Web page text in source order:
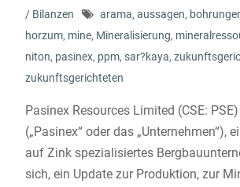
/ Bilanzen
arama, aussagen,
horzum, mine, Mineralisierung,
niton, pasinex, ppm, sar?kaya,
zukunftsgerichteten
Pasinex Resources Limited (CSE:
(„Pasinex“ oder das „Unternehmen“),
auf Zink spezialisiertes
sich, ein Update zur Produktion, zur